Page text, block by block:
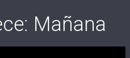
Mañana